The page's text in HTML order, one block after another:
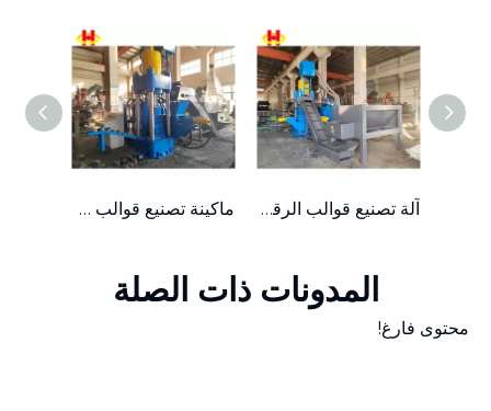
ماكينة تصنيع قوالب رقائق الألومنيوم الهيدروليكية العمودية آلة تصنيع قوالب الرقائق المعدنية الهيدروليكية ذات الكثافة العالية 500 طن
المدونات ذات الصلة
محتوى فارغ!